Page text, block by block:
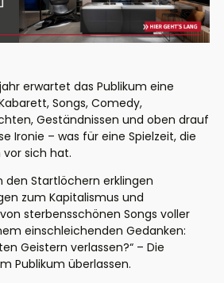
erwartet das Publikum eine
Songs, Comedy,
Geständnissen und oben drauf
Ironie – was für eine Spielzeit, die
sich hat.
den Startlöchern erklingen
zum Kapitalismus und
sterbensschönen Songs voller
einschleichenden Gedanken:
Geistern verlassen?“ – Die
Publikum überlassen.